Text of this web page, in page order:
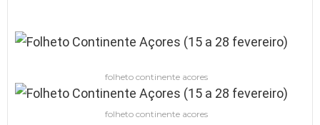
folheto continente acores
folheto continente acores